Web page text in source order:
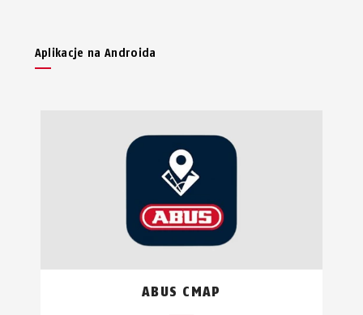
Aplikacje na Androida
ABUS CMAP